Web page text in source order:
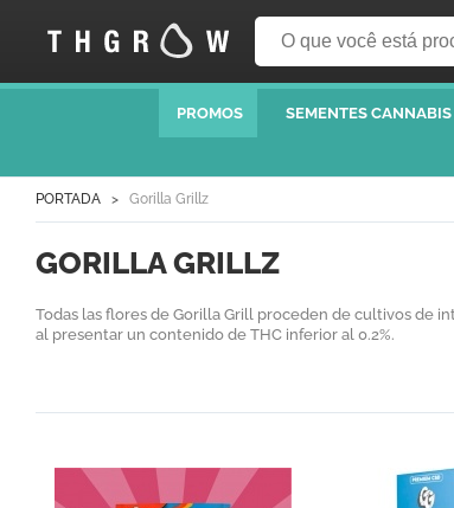
PROMOS SEMENTES CANNABIS
PORTADA Gorilla Grillz
GORILLA GRILLZ
Todas las flores de Gorilla Grill proceden de cultivos de
al presentar un contenido de THC inferior al 0.2%.